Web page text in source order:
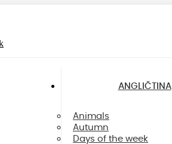
ANGLIČTINA
Animals
Autumn
Days of the week